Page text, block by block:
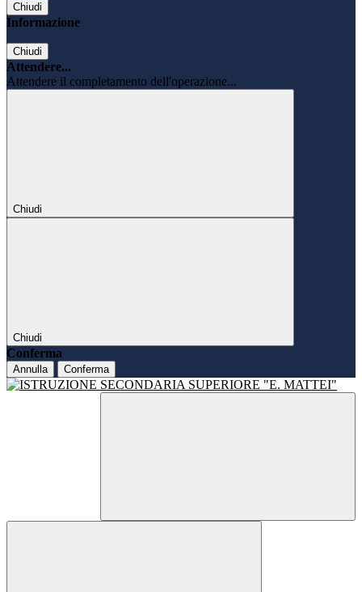
Chiudi
Informazione
Chiudi
Attendere...
Attendere il completamento dell'operazione...
Chiudi
Chiudi
Conferma
Annulla Conferma